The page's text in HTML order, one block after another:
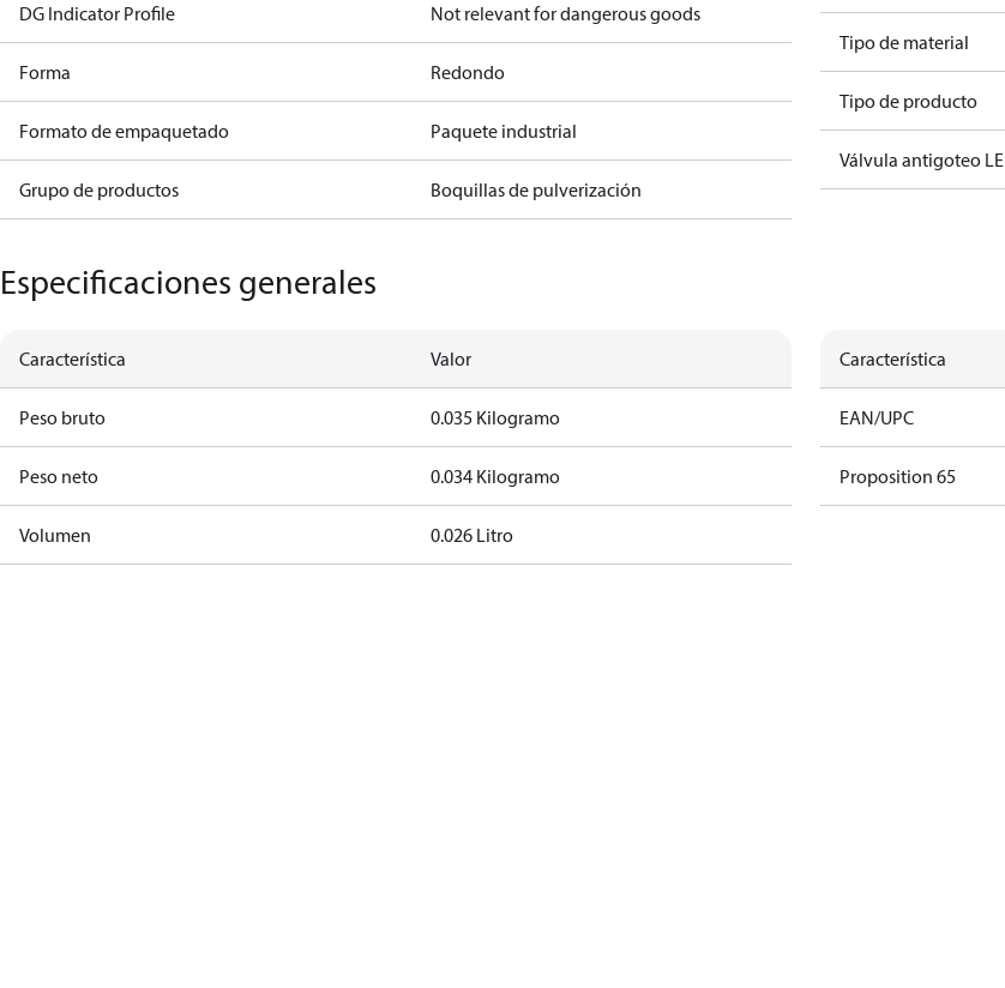
DG Indicator Profile Not relevant for dangerous goods
Forma Redondo
Formato de empaquetado Paquete industrial
Grupo de productos Boquillas de pulverización
Tipo de material
Tipo de producto
Válvula antigoteo LE
Especificaciones generales
Característica Valor
Peso bruto 0.035 Kilogramo
Peso neto 0.034 Kilogramo
Volumen 0.026 Litro
Característica
EAN/UPC
Proposition 65